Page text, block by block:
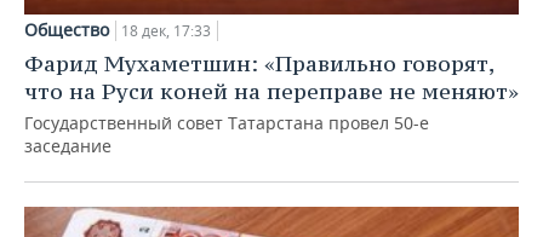
Общество 18 дек, 17:33
Фарид Мухаметшин: «Правильно говорят,
что на Руси коней на переправе не меняют»
Государственный совет Татарстана провел 50-е
заседание